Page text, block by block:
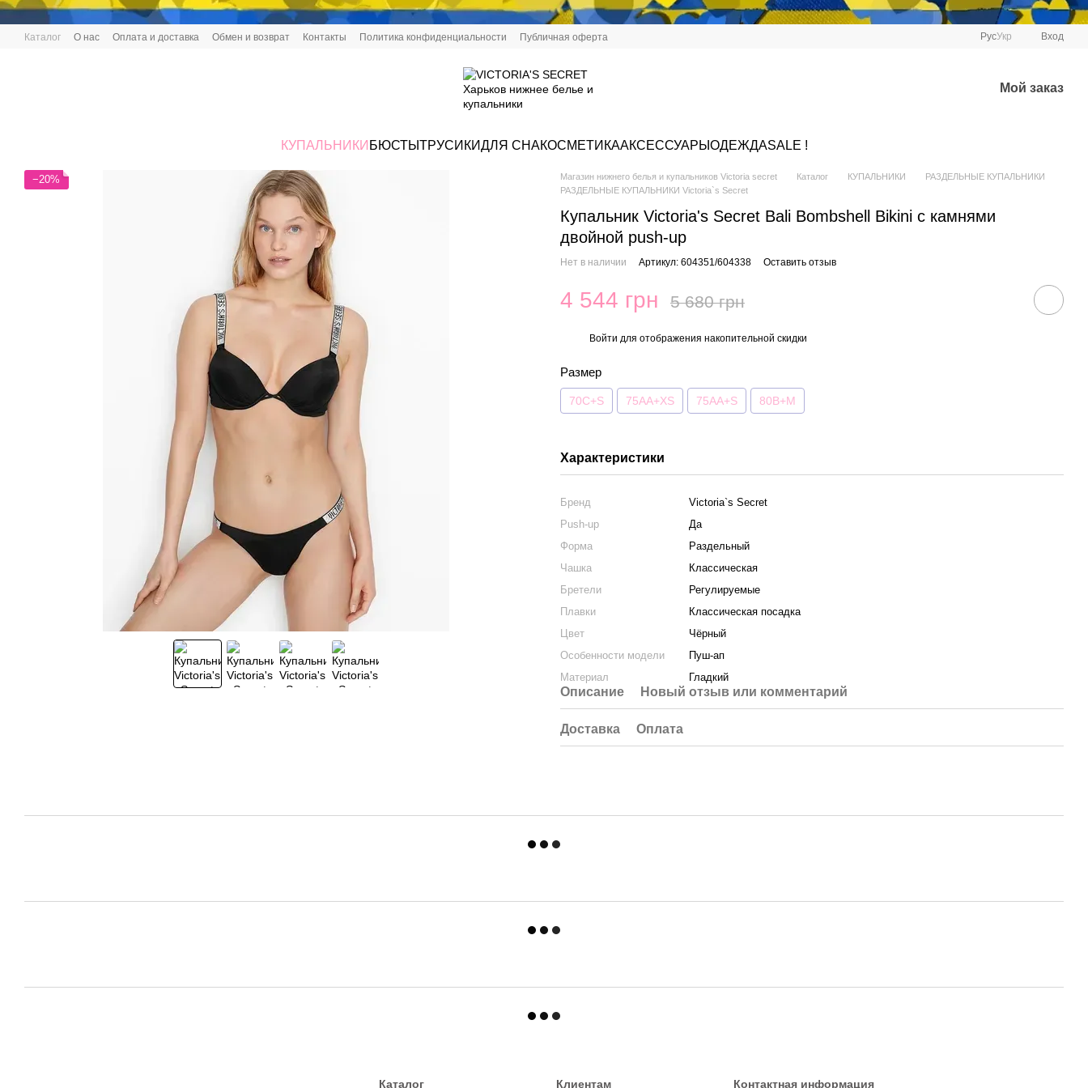
Перейти к основному контенту
Каталог О нас Оплата и доставка Обмен и возврат Контакты Политика конфиденциальности Публичная оферта РусУкр Вход
Мой заказ
КУПАЛЬНИКИ БЮСТЫ ТРУСИКИДЛЯ СНАКОСМЕТИКААКСЕССУАРЫ ОДЕЖДАSALE !
−20% Магазин нижнего белья и купальников Victoria secret Каталог КУПАЛЬНИКИ
РАЗДЕЛЬНЫЕ КУПАЛЬНИКИ
РАЗДЕЛЬНЫЕ КУПАЛЬНИКИ Victoria`s Secret
Купальник Victoria's Secret Bali Bombshell Bikini с камнями
двойной push-up
Нет в наличии Артикул: 604351/604338 Оставить отзыв
4 544 грн 5 680 грн
Войти для отображения накопительной скидки
Размер
70C+S 75AA+XS 75AA+S 80B+M
Характеристики
Бренд
Victoria`s Secret
Push-up
Да
Форма
Раздельный
Чашка
Классическая
Бретели
Регулируемые
Плавки
Классическая посадка
Цвет
Чёрный
Особенности модели
Пуш-ап
Материал
Гладкий
Описание Новый отзыв или комментарий
Доставка Оплата
Каталог Клиентам Контактная информация